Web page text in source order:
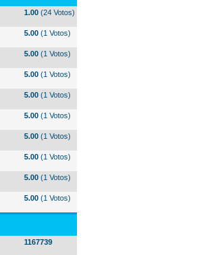
1.00 (24 Votos)
5.00 (1 Votos)
5.00 (1 Votos)
5.00 (1 Votos)
5.00 (1 Votos)
5.00 (1 Votos)
5.00 (1 Votos)
5.00 (1 Votos)
5.00 (1 Votos)
5.00 (1 Votos)
1167739